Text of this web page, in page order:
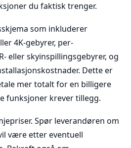
du faktisk trenger.
som inkluderer
4K-gebyrer, per-
eller skyinspillingsgebyrer, og
Dette er
mer totalt for en billigere
funksjoner krever tillegg.
Spør leverandøren om
være etter eventuell